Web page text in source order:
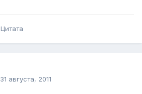
Цитата
31 августа, 2011